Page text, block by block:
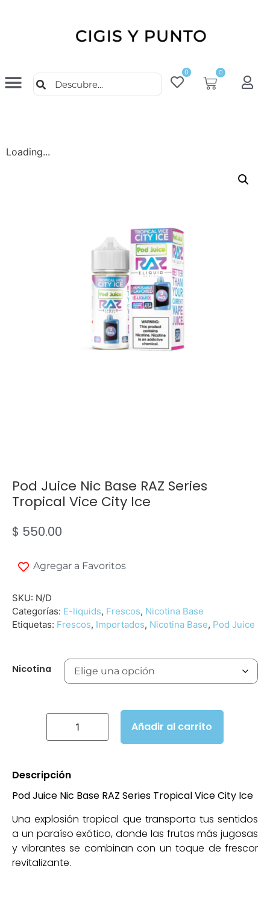
0 0
Loading...
Pod Juice Nic Base RAZ Series
Tropical Vice City Ice
$ 550.00
Agregar a Favoritos
SKU: N/D
Categorías: E-liquids, Frescos, Nicotina Base
Etiquetas: Frescos, Importados, Nicotina Base, Pod Juice
Nicotina
Añadir al carrito
Descripción
Pod Juice Nic Base RAZ Series Tropical Vice City Ice
Una explosión tropical que transporta tus sentidos
a un paraíso exótico, donde las frutas más jugosas
y vibrantes se combinan con un toque de frescor
revitalizante.